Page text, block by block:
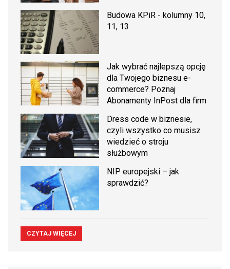
Budowa KPiR - kolumny 10,
11, 13
Jak wybrać najlepszą opcję
dla Twojego biznesu e-
commerce? Poznaj
Abonamenty InPost dla firm
Dress code w biznesie,
czyli wszystko co musisz
wiedzieć o stroju
służbowym
NIP europejski – jak
sprawdzić?
CZYTAJ WIĘCEJ